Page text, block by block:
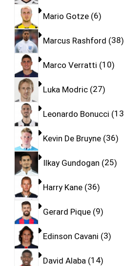
Mario Gotze 6
Marcus Rashford 38
Marco Verratti 10
Luka Modric 27
Leonardo Bonucci 13
Kevin De Bruyne 36
Ilkay Gundogan 25
Harry Kane 36
Gerard Pique 9
Edinson Cavani 3
David Alaba 14